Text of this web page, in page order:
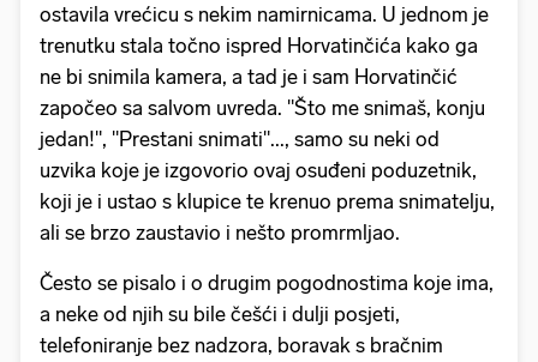
ostavila vrećicu s nekim namirnicama. U jednom je
trenutku stala točno ispred Horvatinčića kako ga
ne bi snimila kamera, a tad je i sam Horvatinčić
započeo sa salvom uvreda. "Što me snimaš, konju
jedan!", "Prestani snimati"..., samo su neki od
uzvika koje je izgovorio ovaj osuđeni poduzetnik,
koji je i ustao s klupice te krenuo prema snimatelju,
ali se brzo zaustavio i nešto promrmljao.
Često se pisalo i o drugim pogodnostima koje ima,
a neke od njih su bile češći i dulji posjeti,
telefoniranje bez nadzora, boravak s bračnim